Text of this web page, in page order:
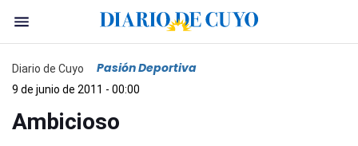
Diario de Cuyo Pasión Deportiva
9 de junio de 2011 - 00:00
Ambicioso